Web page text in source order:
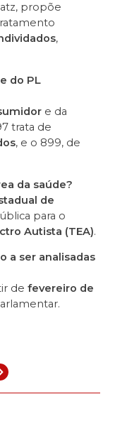
propõe
,
do PL
e da
trata de
, e o 899, de
da saúde?
de
para o
Autista (TEA).
a ser analisadas
de fevereiro de